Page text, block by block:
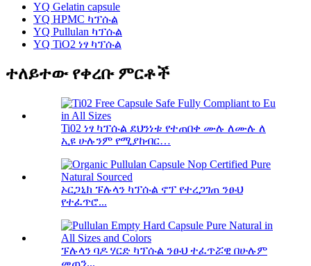
YQ Gelatin capsule
YQ HPMC ካፕሱል
YQ Pullulan ካፕሱል
YQ TiO2 ነፃ ካፕሱል
ተለይተው የቀረቡ ምርቶች
Ti02 ነፃ ካፕሱል ደህንነቱ የተጠበቀ ሙሉ ለሙሉ ለ
ኢዩ ሁሉንም የሚያከብር…
ኦርጋኒክ ፑሉላን ካፕሱል ኖፕ የተረጋገጠ ንፁህ
የተፈጥሮ...
ፑሉላን ባዶ ሃርድ ካፕሱል ንፁህ ተፈጥሯዊ በሁሉም
መጠን...